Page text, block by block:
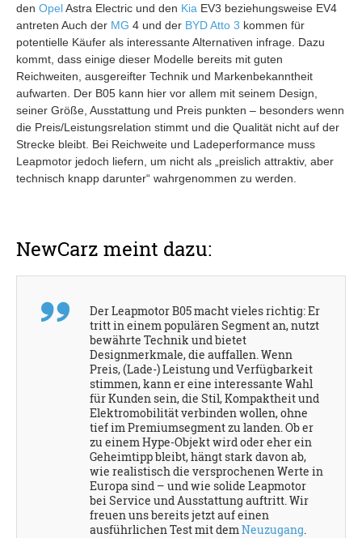
den OpelAstra Electric und den Kia EV3 beziehungsweise EV4
antreten Auch der MG 4 und der BYD Atto 3 kommen für
potentielle Käufer als interessante Alternativen infrage. Dazu
kommt, dass einige dieser Modelle bereits mit guten
Reichweiten, ausgereifter Technik und Markenbekanntheit
aufwarten. Der B05 kann hier vor allem mit seinem Design,
seiner Größe, Ausstattung und Preis punkten – besonders wenn
die Preis/Leistungsrelation stimmt und die Qualität nicht auf der
Strecke bleibt. Bei Reichweite und Ladeperformance muss
Leapmotor jedoch liefern, um nicht als „preislich attraktiv, aber
technisch knapp darunter“ wahrgenommen zu werden.
NewCarz meint dazu:
Der Leapmotor B05 macht vieles richtig: Er
tritt in einem populären Segment an, nutzt
bewährte Technik und bietet
Designmerkmale, die auffallen. Wenn
Preis, (Lade-) Leistung und Verfügbarkeit
stimmen, kann er eine interessante Wahl
für Kunden sein, die Stil, Kompaktheit und
Elektromobilität verbinden wollen, ohne
tief im Premiumsegment zu landen. Ob er
zu einem Hype‑Objekt wird oder eher ein
Geheimtipp bleibt, hängt stark davon ab,
wie realistisch die versprochenen Werte in
Europa sind – und wie solide Leapmotor
bei Service und Ausstattung auftritt. Wir
freuen uns bereits jetzt auf einen
ausführlichen Test mit demNeuzugang.